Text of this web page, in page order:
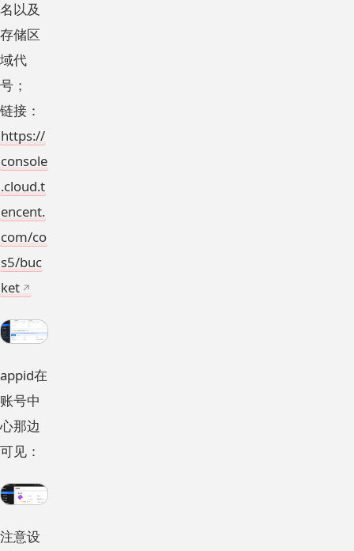
名以及
存储区
域代
号；
链接：
https://
console
.cloud.t
encent.
com/co
s5/buc
ket
appid在
账号中
心那边
可见：
注意设